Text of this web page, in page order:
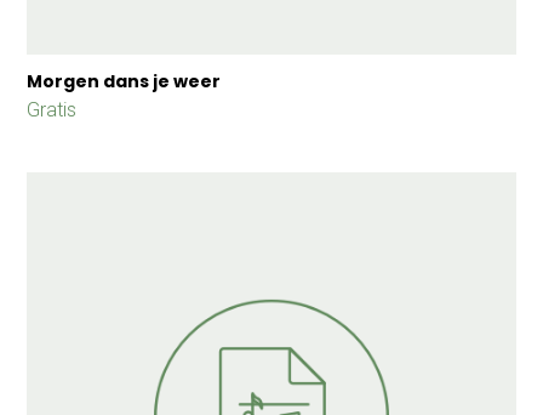
Morgen dans je weer
Gratis